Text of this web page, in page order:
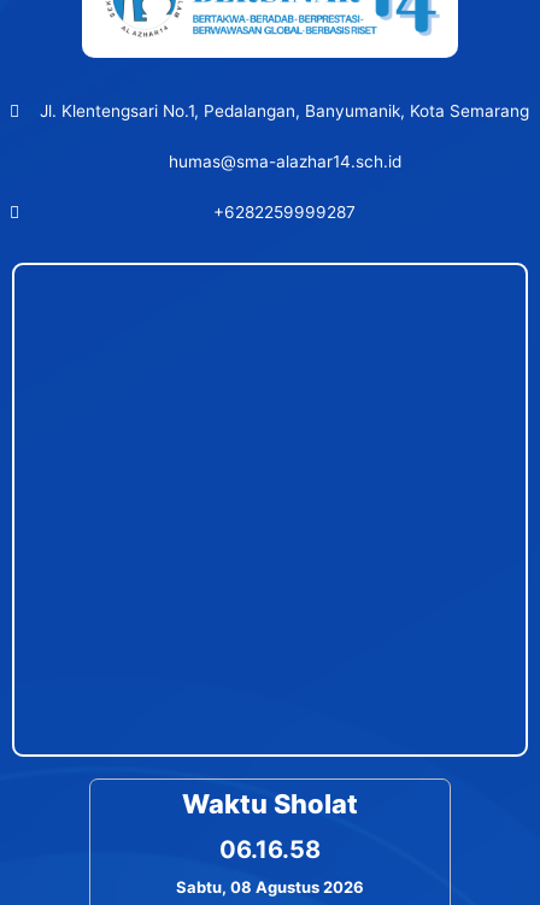
Jl. Klentengsari No.1, Pedalangan, Banyumanik, Kota Semarang
humas@sma-alazhar14.sch.id
+6282259999287
Waktu Sholat
06.16.58
Sabtu, 08 Agustus 2026